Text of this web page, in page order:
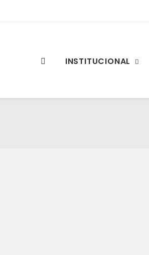
INSTITUCIONAL